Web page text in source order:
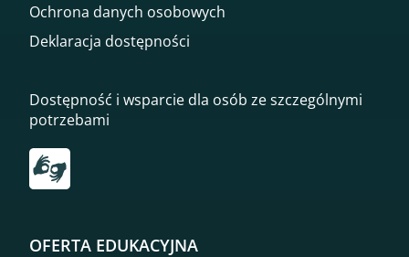
Ochrona danych osobowych
Deklaracja dostępności
Dostępność i wsparcie dla osób ze szczególnymi
potrzebami
Przekierowanie do tłumacza on-line języka migowego
OFERTA EDUKACYJNA